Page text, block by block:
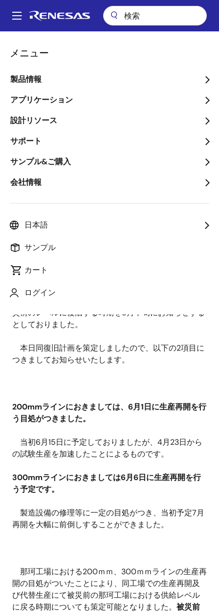
ン
Main
メニュー
製品情報
アプリケーション
設計リソース
サポート
サンプル&ご購入
会社情報
日本語
サンプル
カート
ログイン
パ
ン
く
ず
那珂工場の生産再開スケジュールについて（第2報）
那珂工場の生産再開スケジ
ュールについて（第2報）
～10月に被災前の製品供給レベルに復
ルネサス エレクトロニクス株式会社
ルネサス エレクトロニクス株式会社（代表取締役社
長：赤尾 泰）は、4月22日にお知らせした「那珂工場
（茨城県ひたちなか市）の生産再開スケジュールにつ
いて」において、那珂工場の２００ｍｍライン、３０
災前のレベルに復旧する時期を5月中旬にお知らせする
としておりました。
本日同復旧計画を策定しましたので、以下の2項目に
つきましてお知らせいたします。
200mmラインにおきましては、6月1日に生産再開を行
う目処がつきました。
当初6月15日に予定しておりましたが、4月23日から
の試験生産を加速したことによるものです。
300mmラインにおきましては6月6日に生産再開を行
う予定です。
製造設備の修理等に一定の目処がつき、当初予定7月
再開を大幅に前倒しすることができました。
那珂工場における200ｍｍ、300ｍｍラインの生産再
開の目処がついたことにより、同工場での生産再開及
び代替生産にて被災前の那珂工場における供給レベル
に戻る時期についても策定可能となりました。 被災前